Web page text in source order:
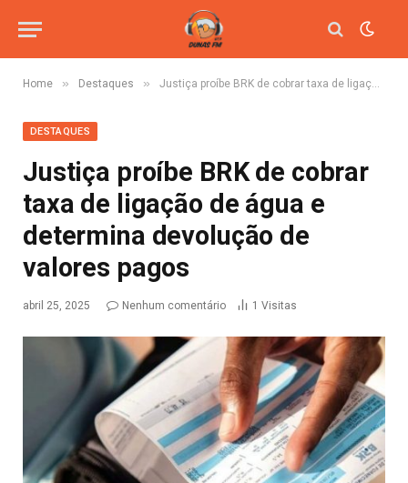
Home » Destaques » Justiça proíbe BRK de cobrar taxa de ligação de água e determina devolução de valores pagos
DESTAQUES
Justiça proíbe BRK de cobrar
taxa de ligação de água e
determina devolução de
valores pagos
abril 25, 2025 Nenhum comentário 1 Visitas